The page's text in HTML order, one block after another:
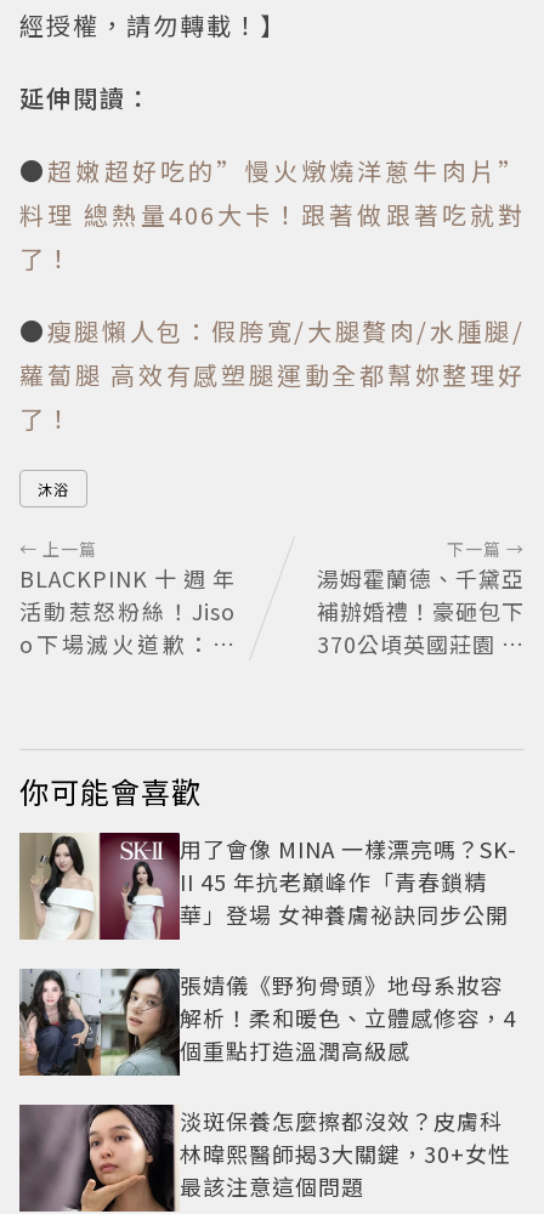
經授權，請勿轉載！】
延伸閱讀：
●超嫩超好吃的”慢火燉燒洋蔥牛肉片”
料理 總熱量406大卡！跟著做跟著吃就對
了！
●瘦腿懶人包：假胯寬/大腿贅肉/水腫腿/
蘿蔔腿 高效有感塑腿運動全都幫妳整理好
了！
沐浴
← 上一篇
BLACKPINK十週年
活動惹怒粉絲！Jiso
o下場滅火道歉：對
下一篇 →
湯姆霍蘭德、千黛亞
補辦婚禮！豪砸包下
370公頃英國莊園 低
你可能會喜歡
用了會像 MINA 一樣漂亮嗎？SK-
II 45 年抗老巔峰作「青春鎖精
華」登場 女神養膚祕訣同步公開
張婧儀《野狗骨頭》地母系妝容
解析！柔和暖色、立體感修容，4
個重點打造溫潤高級感
淡斑保養怎麼擦都沒效？皮膚科
林暐熙醫師揭3大關鍵，30+女性
最該注意這個問題